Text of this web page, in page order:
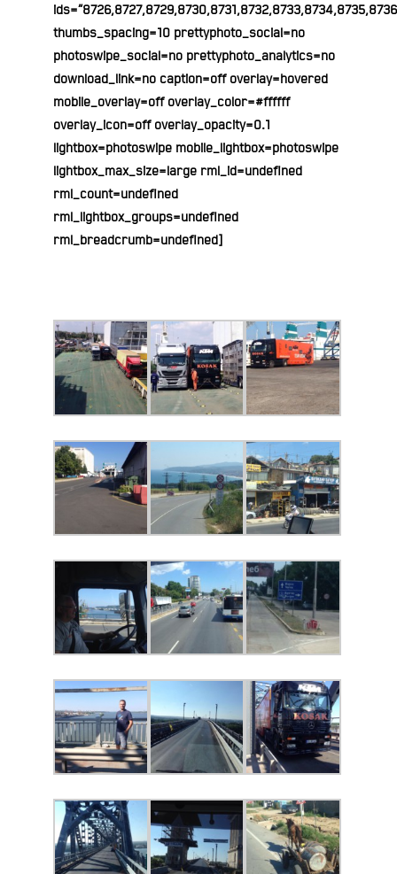
thumbs_spacing=10 prettyphoto_social=no
photoswipe_social=no prettyphoto_analytics=no
download_link=no caption=off overlay=hovered
mobile_overlay=off overlay_color=#ffffff
overlay_icon=off overlay_opacity=0.1
lightbox=photoswipe mobile_lightbox=photoswipe
lightbox_max_size=large rml_id=undefined
rml_count=undefined
rml_lightbox_groups=undefined
rml_breadcrumb=undefined]